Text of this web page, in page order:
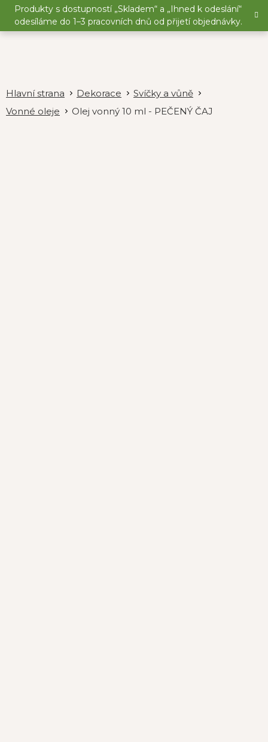
Přejít
obsah
Produkty s dostupností „Skladem“ a „Ihned k odeslání“
odesíláme do 1–3 pracovních dnů od přijetí objednávky.
Dekorace
Svíčky a vůně
Vonné oleje
Olej vonný 10 ml - PEČENÝ ČAJ